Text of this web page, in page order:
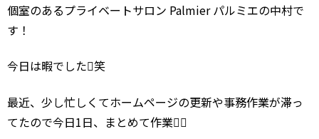
個室のあるプライベートサロン Palmier パルミエの中村で
す！
今日は暇でした笑
最近、少し忙しくてホームページの更新や事務作業が滞っ
てたので今日1日、まとめて作業‍